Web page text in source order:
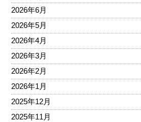
2026年6月
2026年5月
2026年4月
2026年3月
2026年2月
2026年1月
2025年12月
2025年11月